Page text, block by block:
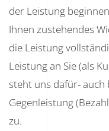
der Leistung
Ihnen zustehendes
die Leistung
Leistung an Sie (als
steht uns dafür-
Gegenleistung
zu.